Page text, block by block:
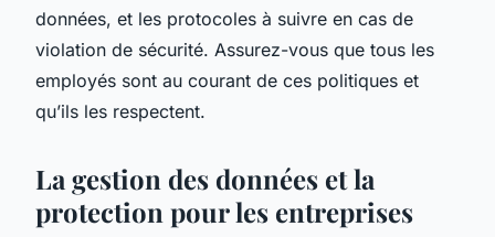
données, et les protocoles à suivre en cas de
violation de sécurité. Assurez-vous que tous les
employés sont au courant de ces politiques et
qu’ils les respectent.
La gestion des données et la
protection pour les entreprises